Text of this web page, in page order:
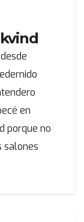
en
porque no
salones